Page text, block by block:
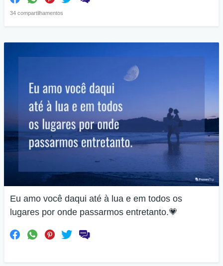
34 compartilhamentos
Eu amo você daqui até à lua e em todos os
lugares por onde passarmos entretanto.💗